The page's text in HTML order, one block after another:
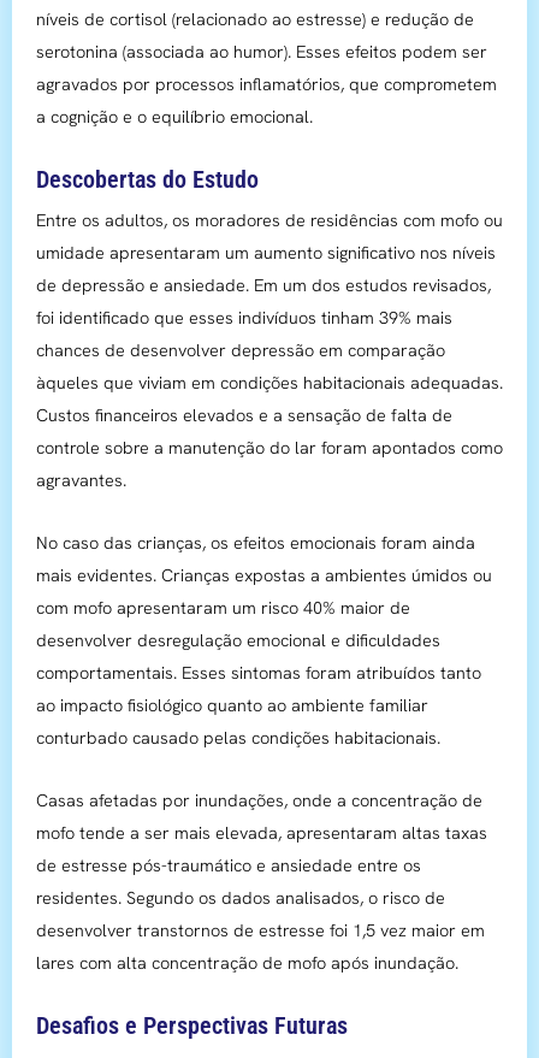
níveis de cortisol (relacionado ao estresse) e redução de
serotonina (associada ao humor). Esses efeitos podem ser
agravados por processos inflamatórios, que comprometem
a cognição e o equilíbrio emocional.
Descobertas do Estudo
Entre os adultos, os moradores de residências com mofo ou
umidade apresentaram um aumento significativo nos níveis
de depressão e ansiedade. Em um dos estudos revisados,
foi identificado que esses indivíduos tinham 39% mais
chances de desenvolver depressão em comparação
àqueles que viviam em condições habitacionais adequadas.
Custos financeiros elevados e a sensação de falta de
controle sobre a manutenção do lar foram apontados como
agravantes.
No caso das crianças, os efeitos emocionais foram ainda
mais evidentes. Crianças expostas a ambientes úmidos ou
com mofo apresentaram um risco 40% maior de
desenvolver desregulação emocional e dificuldades
comportamentais. Esses sintomas foram atribuídos tanto
ao impacto fisiológico quanto ao ambiente familiar
conturbado causado pelas condições habitacionais.
Casas afetadas por inundações, onde a concentração de
mofo tende a ser mais elevada, apresentaram altas taxas
de estresse pós-traumático e ansiedade entre os
residentes. Segundo os dados analisados, o risco de
desenvolver transtornos de estresse foi 1,5 vez maior em
lares com alta concentração de mofo após inundação.
Desafios e Perspectivas Futuras